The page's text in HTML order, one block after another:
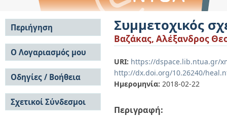
Συμμετοχικός
Βαζάκας, Αλέξανδρος
URI: https://dspace.lib.ntua.gr/
http://dx.doi.org/10.26240/
Ημερομηνία: 2018-02-22
Περιγραφή:
Περιήγηση
Σε όλο το DSpace
Κοινότητες & Συλλογές
Ανά Ημερομηνία
Έκδοσης
Συγγραφείς
Τίτλοι
Θέματα
Ο Λογαριασμός μου
Σύνδεση
Εγγραφή
Οδηγίες / Βοήθεια
Οδηγίες Υποβολής
Οδηγίες Χρήσης ΙΑ
Συχνές Ερωτήσεις
Σχετικοί Σύνδεσμοι